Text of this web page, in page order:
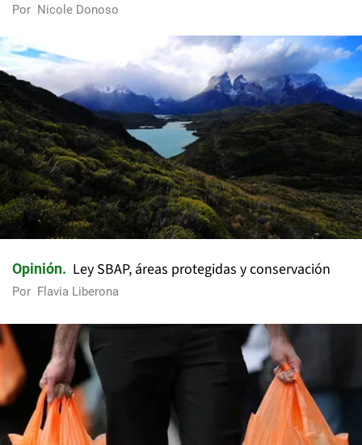
Por Nicole Donoso
Opinión Ley SBAP, áreas protegidas y conservación
Por Flavia Liberona